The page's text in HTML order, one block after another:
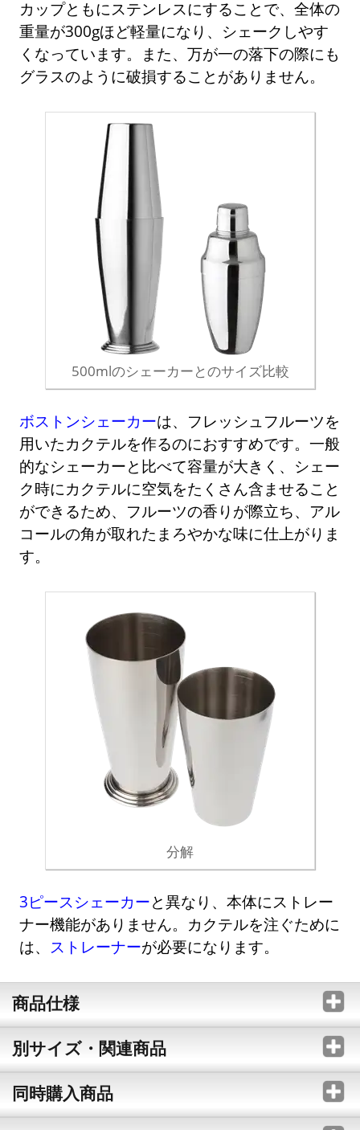
カップともにステンレスにすることで、全体の
重量が300gほど軽量になり、シェークしやす
くなっています。また、万が一の落下の際にも
グラスのように破損することがありません。
500mlのシェーカーとのサイズ比較
ボストンシェーカーは、フレッシュフルーツを
用いたカクテルを作るのにおすすめです。一般
的なシェーカーと比べて容量が大きく、シェー
ク時にカクテルに空気をたくさん含ませること
ができるため、フルーツの香りが際立ち、アル
コールの角が取れたまろやかな味に仕上がりま
す。
分解
3ピースシェーカーと異なり、本体にストレー
ナー機能がありません。カクテルを注ぐために
は、 ストレーナーが必要になります。
商品仕様
別サイズ・関連商品
同時購入商品